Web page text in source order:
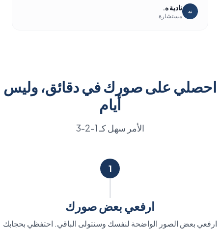
نه نادية ه.
مستشارة
احصلي على صورك في دقائق، وليس
أيام
الأمر سهل كـ 1-2-3
1
ارفعي بعض صورك
ارفعي بعض الصور الواضحة لنفسك وسنتولى الباقي. احتفظي بحجابك